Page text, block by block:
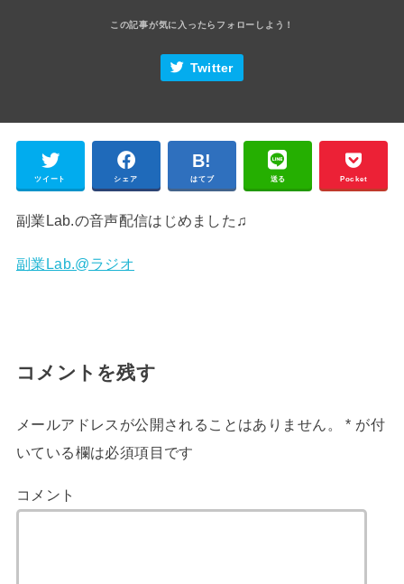
Twitter
ツイート シェア はてブ 送る Pocket
副業Lab.の音声配信はじめました♫
副業Lab.@ラジオ
コメントを残す
メールアドレスが公開されることはありません。 * が付
いている欄は必須項目です
コメント